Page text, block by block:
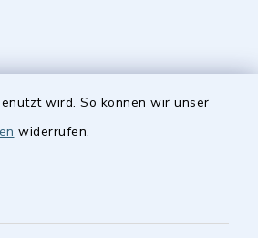
wird. So können wir unser
widerrufen.
Fürth